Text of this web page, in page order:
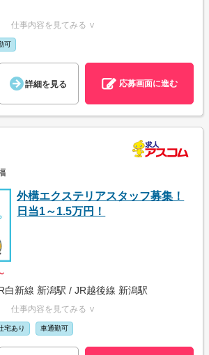
仕事内容を見てみる ∨
可
詳細を見る 応募画面に進む
外構エクステリアスタッフ募集！
日当1～1.5万円！
白新線 新潟駅 / JR越後線 新潟駅
仕事内容を見てみる ∨
宅あり 車通勤可